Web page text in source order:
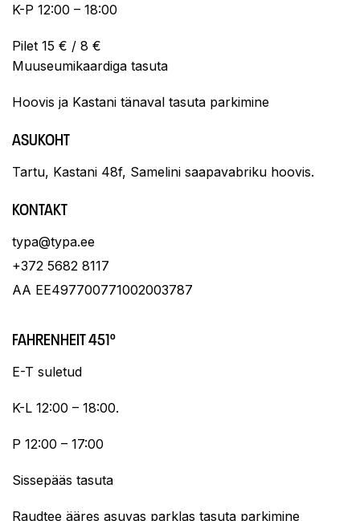
K-P 12:00 – 18:00
Pilet 15 € / 8 €
Muuseumikaardiga tasuta
Hoovis ja Kastani tänaval tasuta parkimine
ASUKOHT
Tartu, Kastani 48f, Samelini saapavabriku hoovis.
KONTAKT
typa@typa.ee
+372 5682 8117
AA EE497700771002003787
FAHRENHEIT 451º
E-T suletud
K-L 12:00 – 18:00.
P 12:00 – 17:00
Sissepääs tasuta
Raudtee ääres asuvas parklas tasuta parkimine